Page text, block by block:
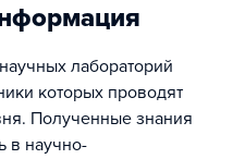
лабораторий
которых проводят
Полученные знания
в научно-